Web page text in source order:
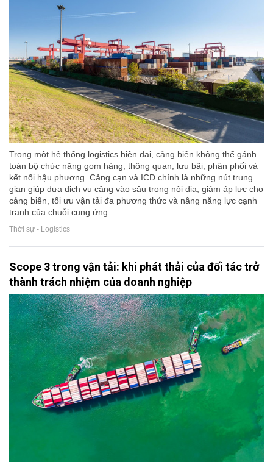
Trong một hệ thống logistics hiện đại, cảng biển không thể gánh
toàn bộ chức năng gom hàng, thông quan, lưu bãi, phân phối và
kết nối hậu phương. Cảng cạn và ICD chính là những nút trung
gian giúp đưa dịch vụ cảng vào sâu trong nội địa, giảm áp lực cho
cảng biển, tối ưu vận tải đa phương thức và nâng năng lực cạnh
tranh của chuỗi cung ứng.
Thời sự - Logistics
Scope 3 trong vận tải: khi phát thải của đối tác trở
thành trách nhiệm của doanh nghiệp